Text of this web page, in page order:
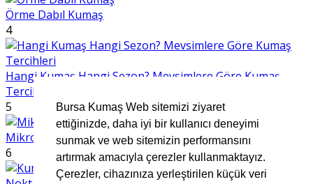
Bursa Kumaş Web sitemizi ziyaret
ettiğinizde, daha iyi bir kullanıcı deneyimi
sunmak ve web sitemizin performansını
artırmak amacıyla çerezler kullanmaktayız.
Çerezler, cihazınıza yerleştirilen küçük veri
Örme Dabıl Kumaş
4
Hangi Kumaş Hangi Sezon? Mevsimlere Göre Kumaş
Tercihleri
5
Mikro Kumaş Nedir
6